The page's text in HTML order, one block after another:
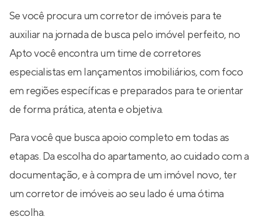
Se você procura um corretor de imóveis para te
auxiliar na jornada de busca pelo imóvel perfeito, no
Apto você encontra um time de corretores
especialistas em lançamentos imobiliários, com foco
em regiões específicas e preparados para te orientar
de forma prática, atenta e objetiva.
Para você que busca apoio completo em todas as
etapas. Da escolha do apartamento, ao cuidado com a
documentação, e à compra de um imóvel novo, ter
um corretor de imóveis ao seu lado é uma ótima
escolha.